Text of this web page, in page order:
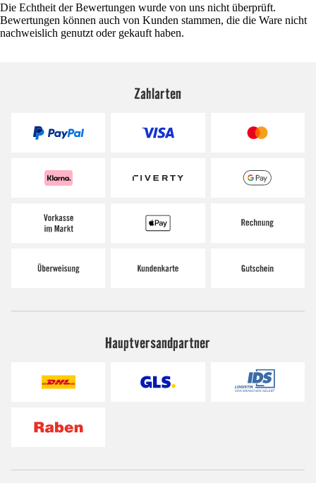
Die Echtheit der Bewertungen wurde von uns nicht überprüft.
Bewertungen können auch von Kunden stammen, die die Ware nicht
nachweislich genutzt oder gekauft haben.
Zahlarten
Hauptversandpartner